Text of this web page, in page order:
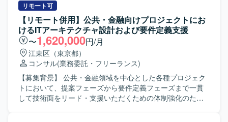
係システムとの仕様調整を行いながら、要件定義工程を中
心にプロジェクト推進を支援していただきます。 各種設計
書レビューに向けた検討や、要件定義書・設計書などのド
キュメント作成・レビューもご担当いただきます。 また、
会議のファシリテーションや論点整理、関係者間の合意形
成を主体的に進めていただきます。 【求める人物像】 シス
テム開発の上流工程に強みを持ち、開発経験を背景に要件
定義・設計・開発寄りの実務に継続して関わってこられた
方を求めております。 論理的思考力をもとに課題や論点を
構造化し、関係者へ分かりやすく説明できる方を歓迎いた
リモート可
【リモート併用】公共・金融向けプロジェクトにお
けるITアーキテクチャ設計および要件定義支援
〜1,620,000円/月
江東区（東京都）
コンサル(業務委託・フリーランス)
【募集背景】 公共・金融領域を中心とした各種プロジェク
トにおいて、提案フェーズから要件定義フェーズまで一貫
して技術面をリード・支援いただくための体制強化のため